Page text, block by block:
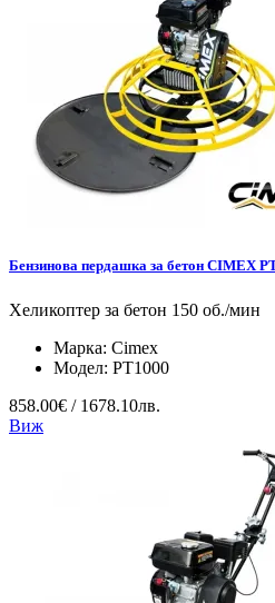
Бензинова пердашка за бетон CIMEX
Хеликоптер за бетон 150 об./мин
Марка: Cimex
Модел: PT1000
858.00€ / 1678.10лв.
Виж